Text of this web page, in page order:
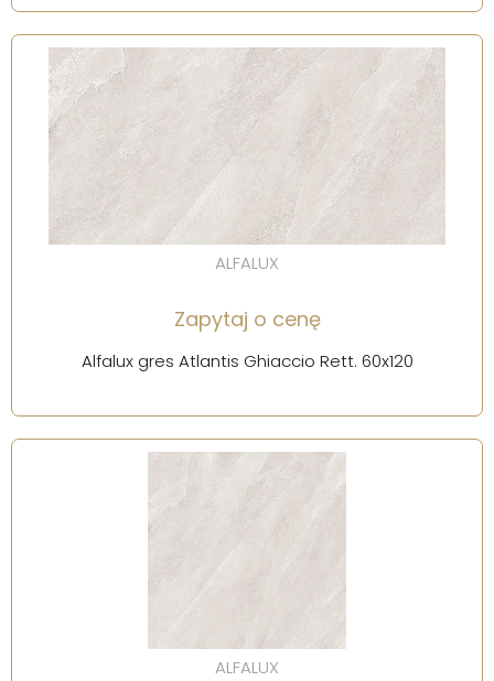
ALFALUX
Zapytaj o cenę
Alfalux gres Atlantis Ghiaccio Rett. 60x120
ALFALUX